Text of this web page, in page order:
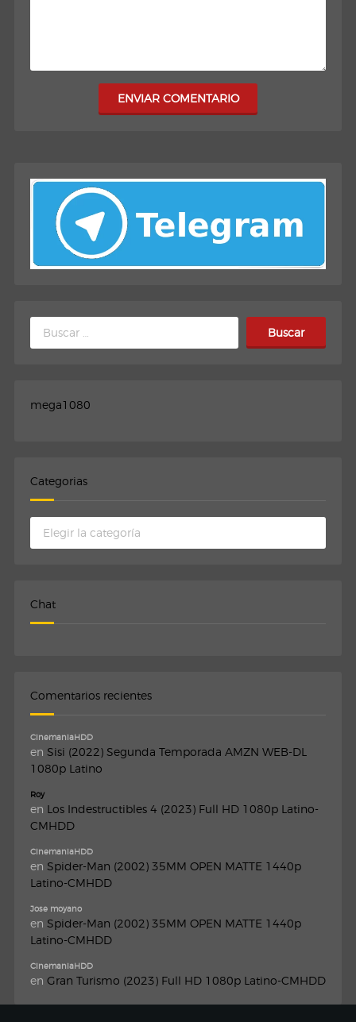
ENVIAR COMENTARIO
Buscar:
mega1080
Categorias
Categorias
Chat
Comentarios recientes
CinemaniaHDD
en Sisi (2022) Segunda Temporada AMZN WEB-DL
1080p Latino
Roy
en Los Indestructibles 4 (2023) Full HD 1080p Latino-
CMHDD
CinemaniaHDD
en Spider-Man (2002) 35MM OPEN MATTE 1440p
Latino-CMHDD
Jose moyano
en Spider-Man (2002) 35MM OPEN MATTE 1440p
Latino-CMHDD
CinemaniaHDD
en Gran Turismo (2023) Full HD 1080p Latino-CMHDD